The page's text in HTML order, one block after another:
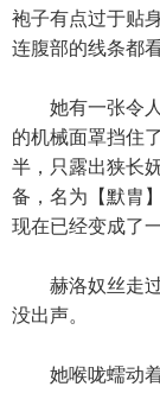
袍子有点过于贴身
连腹部的线条都
她有一张令人
的机械面罩挡住
半，只露出狭长
备，名为【默胄】
现在已经变成了
赫洛奴丝走过
没出声。
她喉咙蠕动着